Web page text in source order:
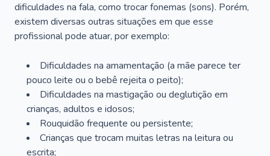
dificuldades na fala, como trocar fonemas (sons). Porém,
existem diversas outras situações em que esse
profissional pode atuar, por exemplo:
Dificuldades na amamentação (a mãe parece ter
pouco leite ou o bebê rejeita o peito);
Dificuldades na mastigação ou deglutição em
crianças, adultos e idosos;
Rouquidão frequente ou persistente;
Crianças que trocam muitas letras na leitura ou
escrita;